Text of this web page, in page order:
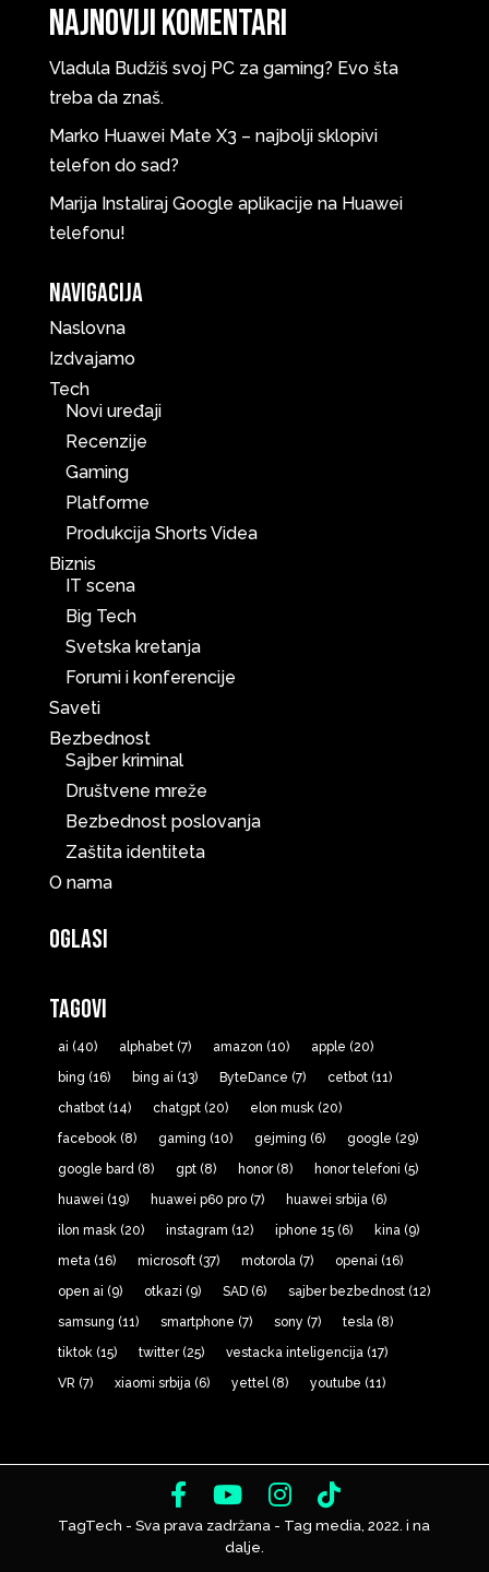
Najnoviji komentari
Vladula Budžiš svoj PC za gaming? Evo šta
treba da znaš.
Marko Huawei Mate X3 – najbolji sklopivi
telefon do sad?
Marija Instaliraj Google aplikacije na Huawei
telefonu!
Navigacija
Naslovna
Izdvajamo
Tech
Novi uređaji
Recenzije
Gaming
Platforme
Produkcija Shorts Videa
Biznis
IT scena
Big Tech
Svetska kretanja
Forumi i konferencije
Saveti
Bezbednost
Sajber kriminal
Društvene mreže
Bezbednost poslovanja
Zaštita identiteta
O nama
Oglasi
Tagovi
ai (40) alphabet(7) amazon (10) apple (20)
bing (16) bing ai (13) ByteDance (7) cetbot(11)
chatbot(14) chatgpt(20) elon musk(20)
facebook(8) gaming (10) gejming (6) google (29)
google bard(8) gpt(8) honor(8) honor telefoni (5)
huawei (19) huawei p60 pro(7) huawei srbija(6)
ilon mask(20) instagram (12) iphone 15(6) kina(9)
meta(16) microsoft(37) motorola(7) openai (16)
open ai (9) otkazi (9) SAD(6) sajber bezbednost(12)
samsung (11) smartphone (7) sony (7) tesla(8)
tiktok(15) twitter(25) vestacka inteligencija(17)
VR (7) xiaomi srbija(6) yettel(8) youtube (11)
TagTech - Sva prava zadržana - Tag media, 2022. i na
dalje.